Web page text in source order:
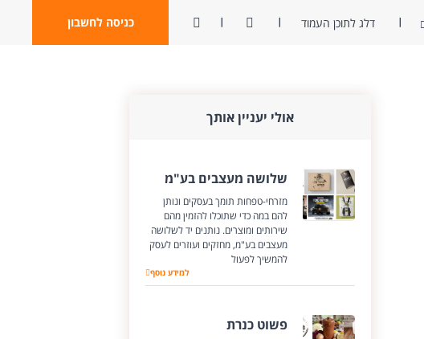
ניגודיות כניסה לחשבוןפתח חיפוש דלג לתוכן העמוד
אולי יעניין אותך
שלושה מעצבים בע"מ
מזרחי-טפחות תומך בעסקים ונותן
להם במה כדי שתוכלו להזמין מהם
שירותים ומוצרים. נותנים יד לשלושה
מעצבים בע"מ, מחזקים ועוזרים לעסק
להמשיך לפעול
שלושה מעצבים בע"מ
למידע נוסף
פשוט כנרת